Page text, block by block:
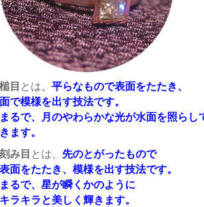
槌目 とは
平らなもので表面をたたき、
面で模様を出す技法です。
まるで、月のやわらかな光が水面を照ら
きます。
刻み目 とは、 先のとがったもので
表面をたたき、模様を出す技法です。
まるで、星が瞬くかのように
キラキラと美しく輝きます。